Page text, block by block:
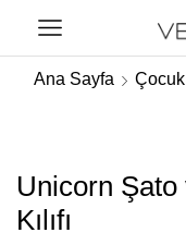
Ana Sayfa Çocuk
Unicorn Şato
Kılıfı